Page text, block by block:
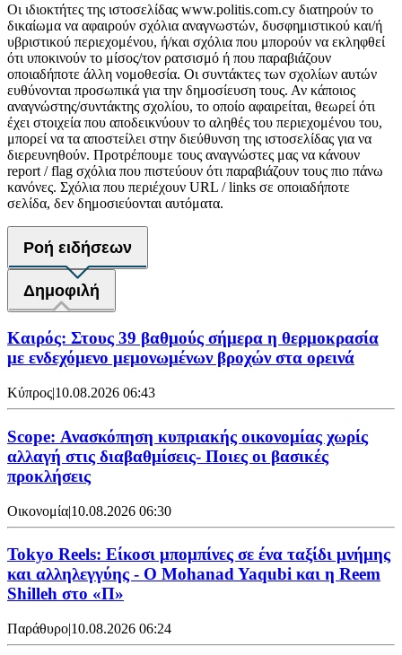
Οι ιδιοκτήτες της ιστοσελίδας www.politis.com.cy διατηρούν το
δικαίωμα να αφαιρούν σχόλια αναγνωστών, δυσφημιστικού και/ή
υβριστικού περιεχομένου, ή/και σχόλια που μπορούν να εκληφθεί
ότι υποκινούν το μίσος/τον ρατσισμό ή που παραβιάζουν
οποιαδήποτε άλλη νομοθεσία. Οι συντάκτες των σχολίων αυτών
ευθύνονται προσωπικά για την δημοσίευση τους. Αν κάποιος
αναγνώστης/συντάκτης σχολίου, το οποίο αφαιρείται, θεωρεί ότι
έχει στοιχεία που αποδεικνύουν το αληθές του περιεχομένου του,
μπορεί να τα αποστείλει στην διεύθυνση της ιστοσελίδας για να
διερευνηθούν. Προτρέπουμε τους αναγνώστες μας να κάνουν
report / flag σχόλια που πιστεύουν ότι παραβιάζουν τους πιο πάνω
κανόνες. Σχόλια που περιέχουν URL / links σε οποιαδήποτε
σελίδα, δεν δημοσιεύονται αυτόματα.
Ροή ειδήσεων
Δημοφιλή
Καιρός: Στους 39 βαθμούς σήμερα η θερμοκρασία
με ενδεχόμενο μεμονωμένων βροχών στα ορεινά
Κύπρος|10.08.2026 06:43
Scope: Ανασκόπηση κυπριακής οικονομίας χωρίς
αλλαγή στις διαβαθμίσεις- Ποιες οι βασικές
προκλήσεις
Οικονομία|10.08.2026 06:30
Tokyo Reels: Είκοσι μπομπίνες σε ένα ταξίδι μνήμης
και αλληλεγγύης - Ο Mohanad Yaqubi και η Reem
Shilleh στο «Π»
Παράθυρο|10.08.2026 06:24